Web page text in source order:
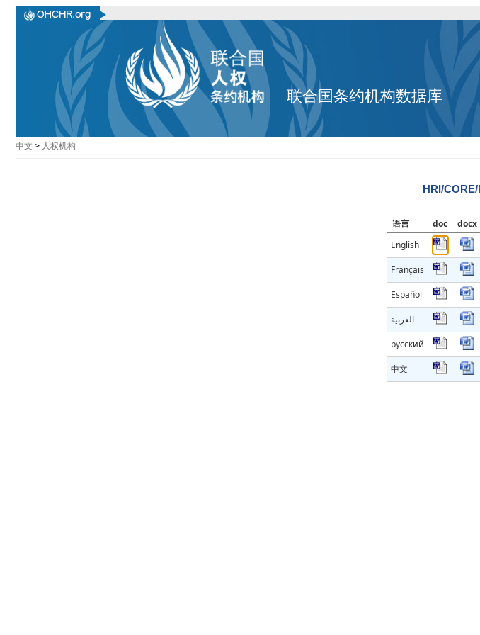
联合国条约机构数据库
中文 > 人权机构
HRI/
语言 doc docx
English
Français
Español
العربية
русский
中文